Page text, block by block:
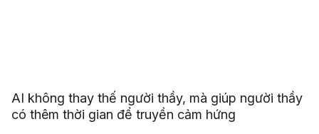
AI không thay thế người thầy, mà giúp người thầy
có thêm thời gian để truyền cảm hứng